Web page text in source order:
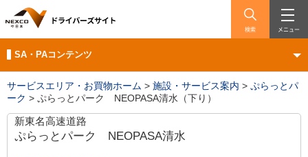
検索 メニュー
SA・PAコンテンツ
サービスエリア・お買物ホーム > 施設・サービス案内 > ぷらっとパ
ーク > ぷらっとパーク NEOPASA清水（下り）
新東名高速道路
ぷらっとパーク NEOPASA清水